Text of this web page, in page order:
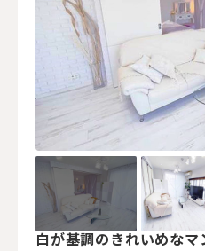
白が基調のきれいめな